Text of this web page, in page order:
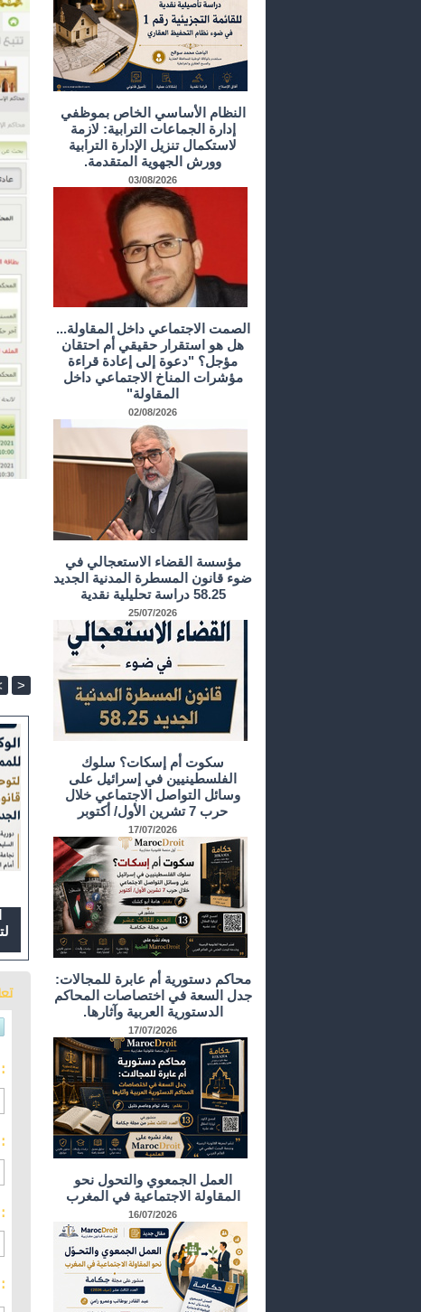
>
موقع
النظام الأساسي الخاص بموظفي
إدارة الجماعات الترابية: لازمة
لاستكمال تنزيل الإدارة الترابية
وورش الجهوية المتقدمة.
03/08/2026
الصمت الاجتماعي داخل المقاولة...
هل هو استقرار حقيقي أم احتقان
مؤجل؟ "دعوة إلى إعادة قراءة
مؤشرات المناخ الاجتماعي داخل
المقاولة"
02/08/2026
مؤسسة القضاء الاستعجالي في
ضوء قانون المسطرة المدنية الجديد
58.25 دراسة تحليلية نقدية
25/07/2026
سكوت أم إسكات؟ سلوك
الفلسطينيين في إسرائيل على
وسائل التواصل الاجتماعي خلال
حرب 7 تشرين الأول/ أكتوبر
17/07/2026
محاكم دستورية أم عابرة للمجالات:
جدل السعة في اختصاصات المحاكم
الدستورية العربية وآثارها.
17/07/2026
العمل الجمعوي والتحول نحو
المقاولة الاجتماعية في المغرب
16/07/2026